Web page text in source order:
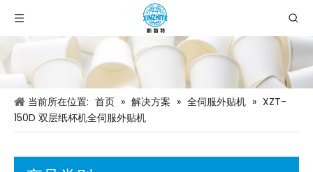
当前所在位置: 首页 » 解决方案 » 全伺服外贴机 » XZT-
150D 双层纸杯机全伺服外贴机